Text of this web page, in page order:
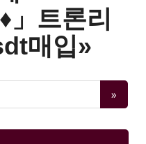
」트론리
매입»